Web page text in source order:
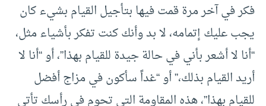
فكر في آخر مرة قمت فيها بتأجيل القيام بشيء كان
يجب عليك إتمامه، لا بد وأنك كنت تفكر بأشياء مثل،
“أنا لا أشعر بأني في حالة جيدة للقيام بهذا”، أو “أنا لا
أريد القيام بذلك،” أو “غداً سأكون في مزاج أفضل
للقيام بهذا”، هذه المقاومة التي تحوم في رأسك تأتي